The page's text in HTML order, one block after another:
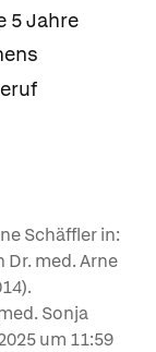
5 Jahre
Schäffler in:
med. Arne
Sonja
um 11:59